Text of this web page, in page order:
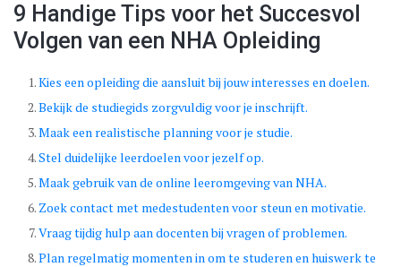
9 Handige Tips voor het Succesvol
Volgen van een NHA Opleiding
Kies een opleiding die aansluit bij jouw interesses en doelen.
Bekijk de studiegids zorgvuldig voor je inschrijft.
Maak een realistische planning voor je studie.
Stel duidelijke leerdoelen voor jezelf op.
Maak gebruik van de online leeromgeving van NHA.
Zoek contact met medestudenten voor steun en motivatie.
Vraag tijdig hulp aan docenten bij vragen of problemen.
Plan regelmatig momenten in om te studeren en huiswerk te